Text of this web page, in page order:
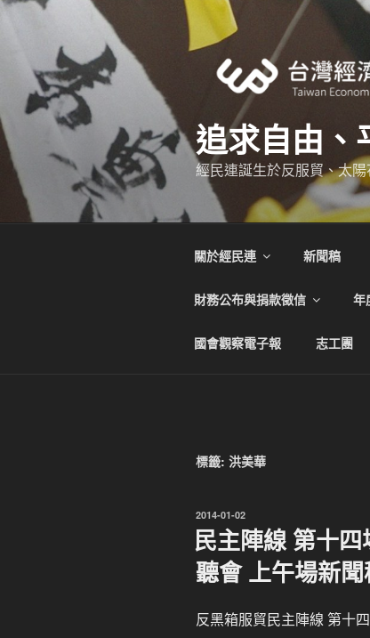
跳
容
追求自由、
經民連誕生於反服貿、太
關於經民連 新聞稿
財務公布與捐款徵信 年
國會觀察電子報 志工團
標籤: 洪美華
發
佈
於
2014-01-02
民主陣線 第十
聽會 上午場新
反黑箱服貿民主陣線 第十